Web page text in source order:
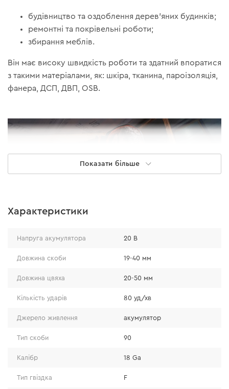
будівництво та оздоблення дерев’яних будинків;
ремонтні та покрівельні роботи;
збирання меблів.
Він має високу швидкість роботи та здатний впоратися
з такими матеріалами, як: шкіра, тканина, пароізоляція,
фанера, ДСП, ДВП, OSB.
На відміну від багатьох моделей, що здатні працювати
робить його універсальним інструментом та значно
степлера тип 300 (E/J) 20 мм, 25мм, 30мм, 38мм, 50мм.
Скоби для степлера тип 55, 5,8x20 мм, 5,8x25 мм,
Показати більше
Характеристики
Напруга акумулятора 20 В
Довжина скоби 19-40 мм
Довжина цвяха 20-50 мм
Кількість ударів 80 уд/хв
Джерело живлення акумулятор
Тип скоби 90
Калібр 18 Ga
Тип гвіздка F